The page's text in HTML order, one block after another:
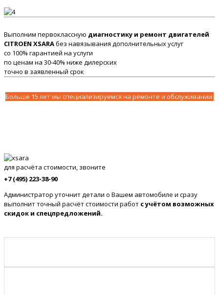
Выполним первоклассную диагностику и ремонт двигателей
CITROEN XSARAбез навязывания дополнительных услуг
со 100% гарантией на услуги
по ценам на 30-40% ниже дилерских
точно в заявленный срок
Больше 15 лет мы специализируемся на ремонте и обслуживании:
для расчёта стоимости, звоните
+7 (495) 223-38-90
Администратор уточнит детали о Вашем автомобиле и сразу
выполнит точный расчёт стоимости работ с учётом возможных
скидок и спецпредложений.